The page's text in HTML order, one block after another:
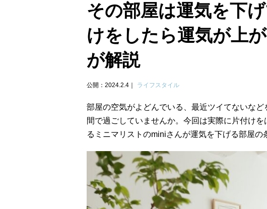
その部屋は運気を下
けをしたら運気が上
が解説
公開：2024.2.4 ライフスタイル
部屋の空気がよどんでいる、最近ツイてないな
間で過ごしていませんか。今回は実際に片付け
るミニマリストのminiさんが運気を下げる部屋の